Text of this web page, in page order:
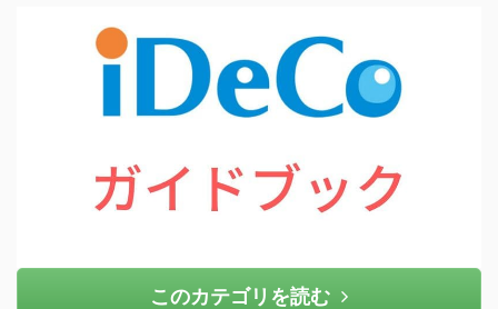
このカテゴリを読む